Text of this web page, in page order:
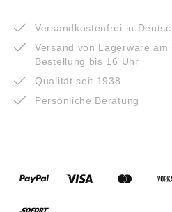
Versandkostenfrei in
Versand von Lagerware am
Bestellung bis 16 Uhr
Qualität seit 1938
Persönliche Beratung